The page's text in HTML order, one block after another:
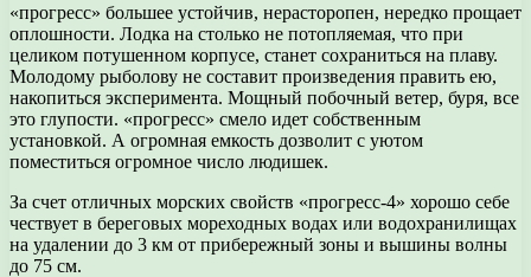
«прогресс» большее устойчив, нерасторопен, нередко прощает
оплошности. Лодка на столько не потопляемая, что при
целиком потушенном корпусе, станет сохраниться на плаву.
Молодому рыболову не составит произведения править ею,
накопиться эксперимента. Мощный побочный ветер, буря, все
это глупости. «прогресс» смело идет собственным
установкой. А огромная емкость дозволит с уютом
поместиться огромное число людишек.
За счет отличных морских свойств «прогресс-4» хорошо себе
чествует в береговых мореходных водах или водохранилищах
на удалении до 3 км от прибережный зоны и вышины волны
до 75 см.